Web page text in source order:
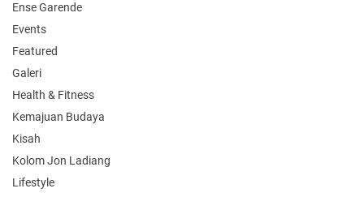
Ense Garende
Events
Featured
Galeri
Health & Fitness
Kemajuan Budaya
Kisah
Kolom Jon Ladiang
Lifestyle